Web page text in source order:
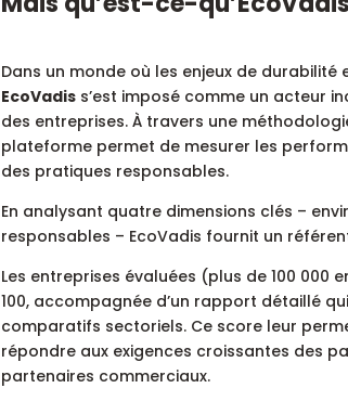
Dans un monde où les enjeux de
EcoVadiss’est imposé comme un acteur
des entreprises. À travers une
plateforme permet de mesurer les
des pratiques responsables.
En analysant quatre dimensions clés –
responsables – EcoVadis fournit un
Les entreprises évaluées (plus de 100
100, accompagnée d’un rapport détaillé
comparatifs sectoriels. Ce score leur
répondre aux exigences croissantes des
partenaires commerciaux.